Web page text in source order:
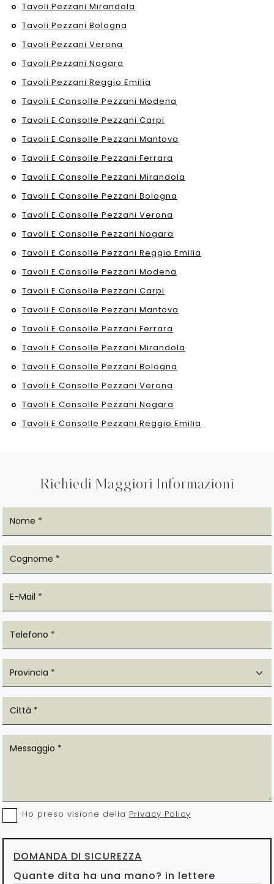
Tavoli Pezzani Mirandola
Tavoli Pezzani Bologna
Tavoli Pezzani Verona
Tavoli Pezzani Nogara
Tavoli Pezzani Reggio Emilia
Tavoli E Consolle Pezzani Modena
Tavoli E Consolle Pezzani Carpi
Tavoli E Consolle Pezzani Mantova
Tavoli E Consolle Pezzani Ferrara
Tavoli E Consolle Pezzani Mirandola
Tavoli E Consolle Pezzani Bologna
Tavoli E Consolle Pezzani Verona
Tavoli E Consolle Pezzani Nogara
Tavoli E Consolle Pezzani Reggio Emilia
Tavoli E Consolle Pezzani Modena
Tavoli E Consolle Pezzani Carpi
Tavoli E Consolle Pezzani Mantova
Tavoli E Consolle Pezzani Ferrara
Tavoli E Consolle Pezzani Mirandola
Tavoli E Consolle Pezzani Bologna
Tavoli E Consolle Pezzani Verona
Tavoli E Consolle Pezzani Nogara
Tavoli E Consolle Pezzani Reggio Emilia
Richiedi Maggiori Informazioni
Ho preso visione della Privacy Policy
DOMANDA DI SICUREZZA
Quante dita ha una mano? in lettere